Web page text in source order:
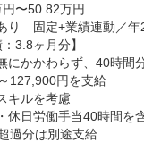
〜50.82万円
り　固定+業績連動／
3.8ヶ月分】
にかかわらず、40時間
127,900円を支給
キルを考慮
休日労働手当40時間を
過分は別途支給